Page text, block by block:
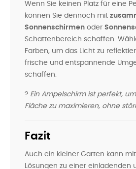
Wenn Sie keinen Platz für eine
können Sie dennoch mit
Sonnenschirmen oder
Schattenbereich schaffen.
Farben, um das Licht zu
frische und entspannende
schaffen.
? Ein Ampelschirm ist perfekt,
Fläche zu maximieren, ohne
Fazit
Auch ein kleiner Garten kann
Lösungen zu einer einladenden